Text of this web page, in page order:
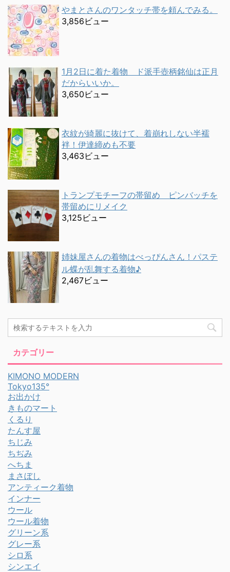
やまとさんのワンタッチ帯を頼んでみる。
3,856ビュー
1月2日に着た着物 ド派手壺柄銘仙は正月
だからいいか。
3,650ビュー
衣紋が綺麗に抜けて、着崩れしない半襦
袢！伊達締めも不要
3,463ビュー
トランプモチーフの帯留め ピンバッチを
帯留めにリメイク
3,125ビュー
姉妹屋さんの着物はべっぴんさん！パステ
ル蝶が乱舞する着物♪
2,467ビュー
カテゴリー
KIMONO MODERN
Tokyo135°
お出かけ
きものマート
くるり
たんす屋
ちじみ
ちぢみ
へちま
まさぼし
アンティーク着物
インナー
ウール
ウール着物
グリーン系
グレー系
シロ系
シンエイ